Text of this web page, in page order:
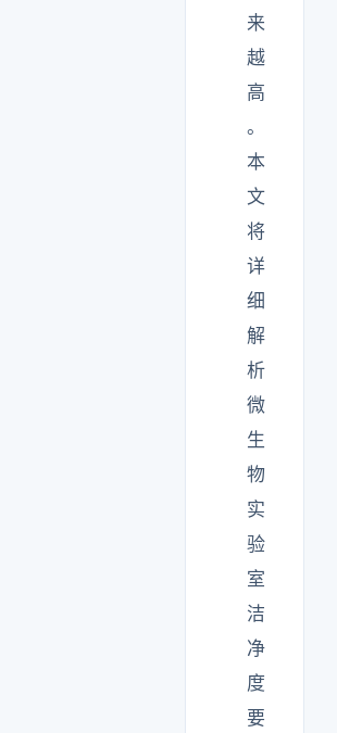
来
越
高
。
本
文
将
详
细
解
析
微
生
物
实
验
室
洁
净
度
要